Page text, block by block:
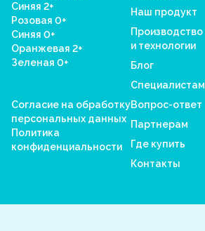
Синяя 2+
Розовая 0+
Синяя 0+
Оранжевая 2+
Зеленая 0+
Согласие на обработку
персональных данных
Политика
конфиденциальности
Наш продукт
Производство
и технологии
Блог
Специалистам
Вопрос-ответ
Партнерам
Где купить
Контакты